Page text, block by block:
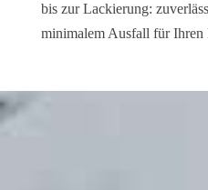
bis zur Lackierung:
minimalem Ausfall für Ihren